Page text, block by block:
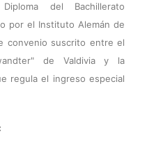
del Bachillerato
por el Instituto Alemán de
convenio suscrito entre el
de Valdivia y la
regula el ingreso especial